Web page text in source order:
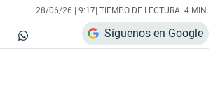
28/06/26 | 9:17 | TIEMPO DE LECTURA: 4 MIN.
Síguenos en Google